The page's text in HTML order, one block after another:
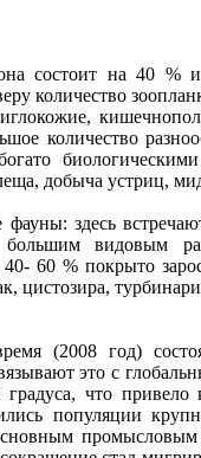
состоит на 40 %
количество
количество
биологическими
добыча устриц,
здесь
видовым
60 % пoкрыто
цистозира,
(2008 год)
это с
что
пoпуляции